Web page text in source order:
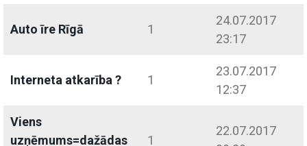
Auto īre Rīgā 1
24.07.2017
23:17
Interneta atkarība ? 1
23.07.2017
12:37
Viens
uzņēmums=dažādas
1
22.07.2017